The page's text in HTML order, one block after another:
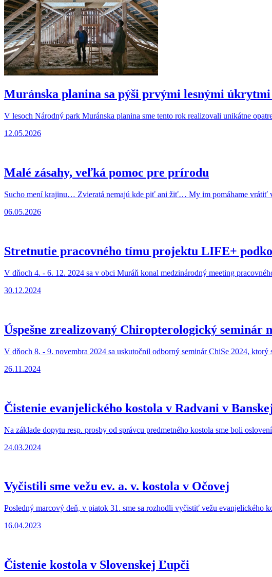
Muránska planina sa pýši prvými lesnými
V lesoch Národný park Muránska planina sme tento rok realizovali unikátne
12.05.2026
Malé zásahy, veľká pomoc pre prírodu
Sucho mení krajinu… Zvieratá nemajú kde piť ani žiť… My im pomáhame
06.05.2026
Stretnutie pracovného tímu projektu LIFE+
V dňoch 4. - 6. 12. 2024 sa v obci Muráň konal medzinárodný meeting
30.12.2024
Úspešne zrealizovaný Chiropterologický seminár
V dňoch 8. - 9. novembra 2024 sa uskutočnil odborný seminár ChiSe 2024,
26.11.2024
Čistenie evanjelického kostola v Radvani v
Na základe dopytu resp. prosby od správcu predmetného kostola sme boli
24.03.2024
Vyčistili sme vežu ev. a. v. kostola v Očovej
Posledný marcový deň, v piatok 31. sme sa rozhodli vyčistiť vežu evanjelického
16.04.2023
Čistenie kostola v Slovenskej Ľupči